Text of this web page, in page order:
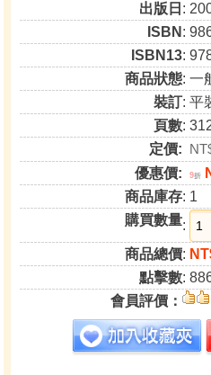
出版日 :
ISBN :
ISBN13:
商品狀態: 一
裝訂: 平
頁數:
定價:
優惠價:
9折
商品庫存: 1
購買數量:
商品總價:
點擊數:
會員評價：